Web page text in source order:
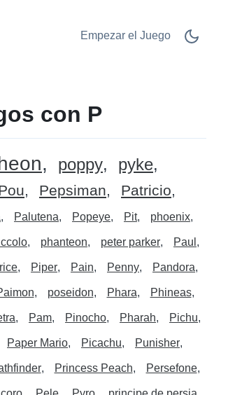
Empezar el Juego
con P
poppy
pyke
Pepsiman
Patricio
Palutena Popeye Pit phoenix
phanteon peter parker Paul
Piper Pain Penny Pandora
poseidon Phara Phineas
Pam Pinocho Pharah Pichu
Paper Mario Picachu Punisher
Princess Peach Persefone